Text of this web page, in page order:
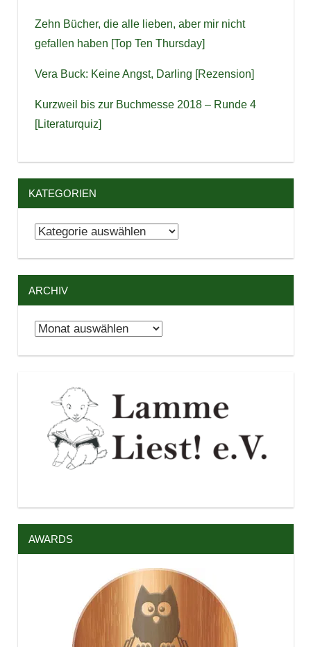
Zehn Bücher, die alle lieben, aber mir nicht
gefallen haben [Top Ten Thursday]
Vera Buck: Keine Angst, Darling [Rezension]
Kurzweil bis zur Buchmesse 2018 – Runde 4
[Literaturquiz]
KATEGORIEN
Kategorien
ARCHIV
Archiv
AWARDS